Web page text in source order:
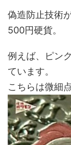
偽造防止技術
500円硬貨。
例えば、ピン
ています。
こちらは微細点